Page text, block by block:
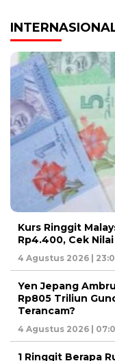
Kurs Ringgit
Rp4.400, Cek
4 Agustus 2026 |
Yen Jepang
Rp805 Triliun
Terancam?
4 Agustus 2026 |
1 Ringgit Berapa